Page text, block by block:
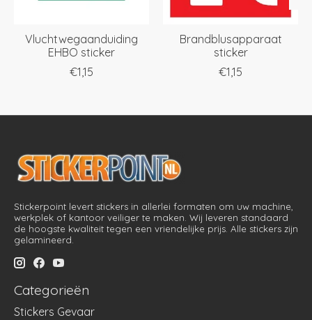
Vluchtwegaanduiding
EHBO sticker
€1,15
Brandblusapparaat
sticker
€1,15
Stickerpoint levert stickers in allerlei formaten om uw machine,
werkplek of kantoor veiliger te maken. Wij leveren standaard
de hoogste kwaliteit tegen een vriendelijke prijs. Alle stickers zijn
gelamineerd.
Categorieën
Stickers Gevaar